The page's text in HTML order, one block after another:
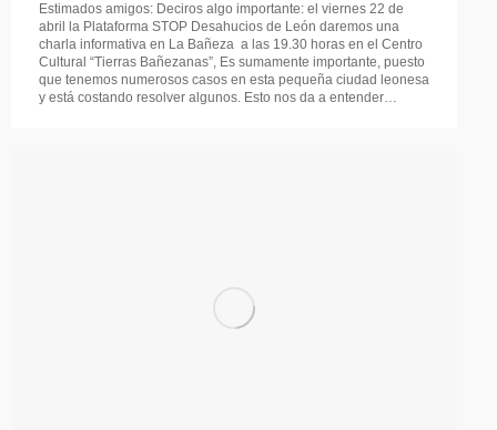
Estimados amigos: Deciros algo importante: el viernes 22 de
abril la Plataforma STOP Desahucios de León daremos una
charla informativa en La Bañeza a las 19.30 horas en el Centro
Cultural “Tierras Bañezanas”, Es sumamente importante, puesto
que tenemos numerosos casos en esta pequeña ciudad leonesa
y está costando resolver algunos. Esto nos da a entender…